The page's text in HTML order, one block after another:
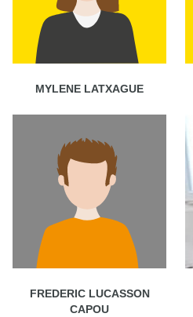
MYLENE LATXAGUE
FREDERIC LUCASSON
CAPOU